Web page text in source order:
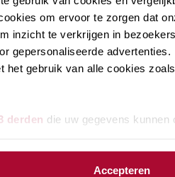
om ervoor te zorgen dat
inzicht te verkrijgen in
gepersonaliseerde advertenties.
het gebruik van alle cookies
derden die uw gegevens kunnen
Accepteren